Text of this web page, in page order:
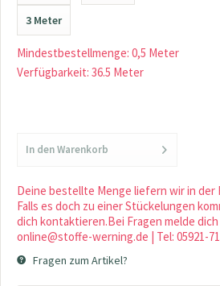
3 Meter
Mindestbestellmenge: 0,5 Meter
Verfügbarkeit: 36.5 Meter
In denWarenkorb
Deine bestellte Menge liefern wir in der
Falls es doch zu einer Stückelungen
dich kontaktieren.Bei Fragen melde dich
online@stoffe-werning.de | Tel: 05921-
Fragen zum Artikel?